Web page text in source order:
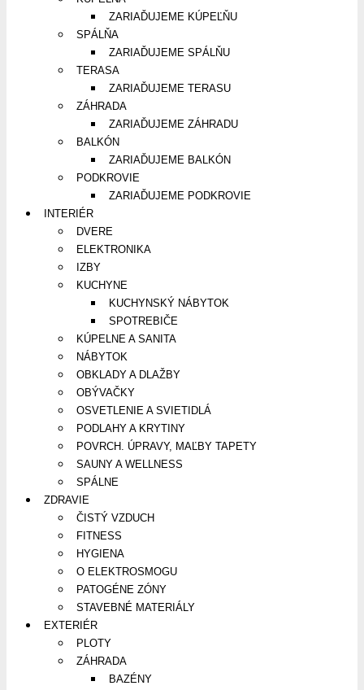
ZARIAĎUJEME KÚPEĽŇU
SPÁLŇA
ZARIAĎUJEME SPÁLŇU
TERASA
ZARIAĎUJEME TERASU
ZÁHRADA
ZARIAĎUJEME ZÁHRADU
BALKÓN
ZARIAĎUJEME BALKÓN
PODKROVIE
ZARIAĎUJEME PODKROVIE
INTERIÉR
DVERE
ELEKTRONIKA
IZBY
KUCHYNE
KUCHYNSKÝ NÁBYTOK
SPOTREBIČE
KÚPELNE A SANITA
NÁBYTOK
OBKLADY A DLAŽBY
OBÝVAČKY
OSVETLENIE A SVIETIDLÁ
PODLAHY A KRYTINY
POVRCH. ÚPRAVY, MAĽBY TAPETY
SAUNY A WELLNESS
SPÁLNE
ZDRAVIE
ČISTÝ VZDUCH
FITNESS
HYGIENA
O ELEKTROSMOGU
PATOGÉNE ZÓNY
STAVEBNÉ MATERIÁLY
EXTERIÉR
PLOTY
ZÁHRADA
BAZÉNY